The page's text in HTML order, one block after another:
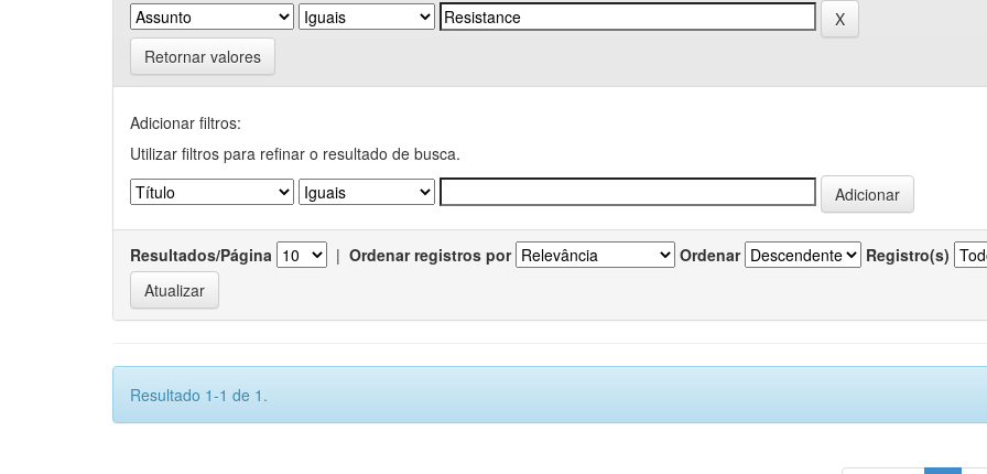
Retornar valores
Adicionar filtros:
Utilizar filtros para refinar o resultado de busca.
Resultados/Página | Ordenar registros por Ordenar Registro(s)
Resultado 1-1 de 1.